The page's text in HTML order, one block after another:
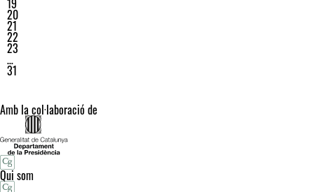
19
20
21
22
23
…
31
Amb la col·laboració de
Qui som